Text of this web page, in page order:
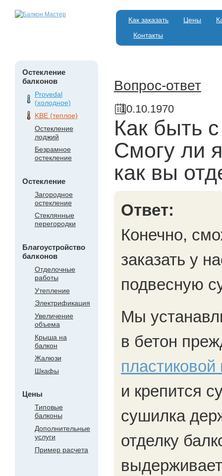
Как заказать Цены
Контакты
Остекление
балконов
Provedal
(холодное)
KBE (теплое)
Остекление
лоджий
Безрамное
остекление
Остекление
Загородное
остекление
Стеклянные
перегородки
Благоустройство
балконов
Отделочные
работы
Утепление
Электрификация
Увеличение
объема
Крыша на
балкон
Жалюзи
Шкафы
Цены
Типовые
балконы
Дополнительные
услуги
Пример расчета
Вопрос-ответ
10.10.1970
Как быть
Смогу ли
как вы
Ответ:
Конечно,
заказать у
подвесную
Мы
в бетон
пластиковой
и крепится
сушилка
отделку